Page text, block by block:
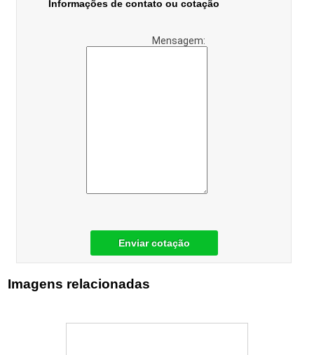
Informações de contato ou cotação
Mensagem:
Enviar cotação
Imagens relacionadas